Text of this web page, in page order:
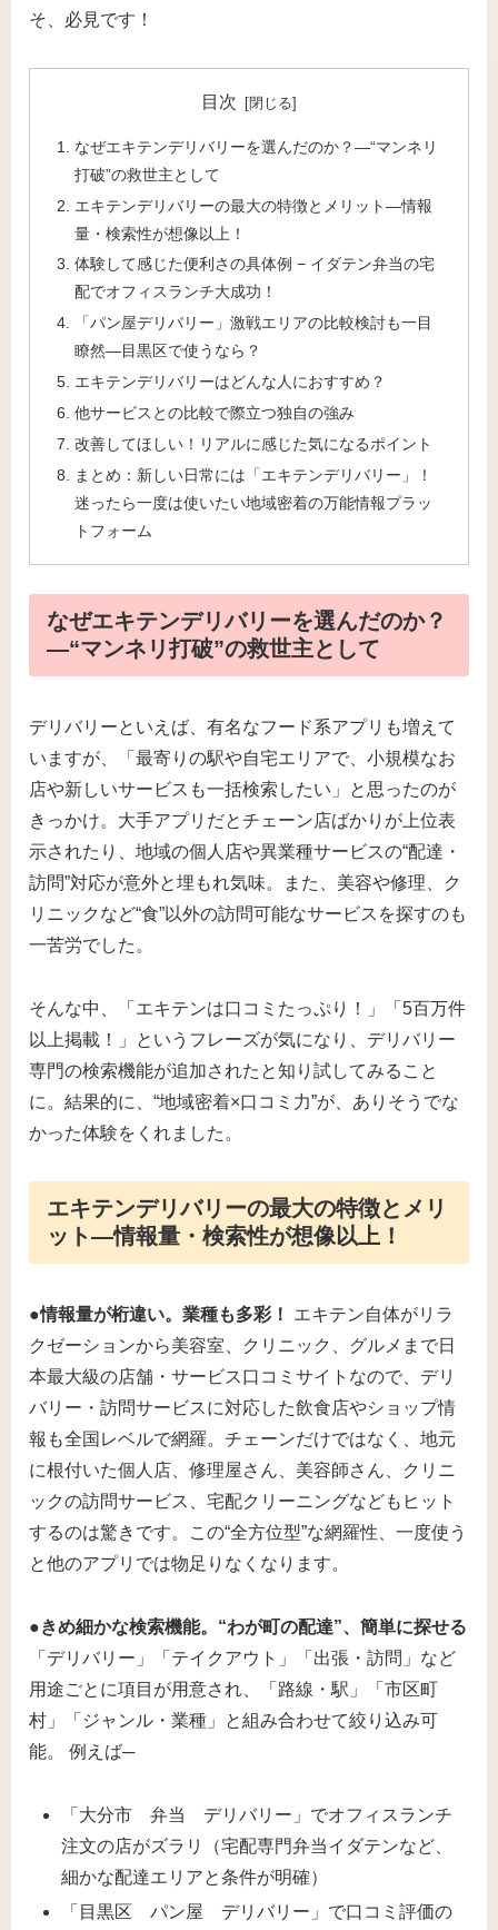
そ、必見です！
目次
なぜエキテンデリバリーを選んだのか？―“マンネリ
打破”の救世主として
エキテンデリバリーの最大の特徴とメリット―情報
量・検索性が想像以上！
体験して感じた便利さの具体例 − イダテン弁当の宅
配でオフィスランチ大成功！
「パン屋デリバリー」激戦エリアの比較検討も一目
瞭然―目黒区で使うなら？
エキテンデリバリーはどんな人におすすめ？
他サービスとの比較で際立つ独自の強み
改善してほしい！リアルに感じた気になるポイント
まとめ：新しい日常には「エキテンデリバリー」！
迷ったら一度は使いたい地域密着の万能情報プラッ
トフォーム
なぜエキテンデリバリーを選んだのか？
―“マンネリ打破”の救世主として
デリバリーといえば、有名なフード系アプリも増えて
いますが、「最寄りの駅や自宅エリアで、小規模なお
店や新しいサービスも一括検索したい」と思ったのが
きっかけ。大手アプリだとチェーン店ばかりが上位表
示されたり、地域の個人店や異業種サービスの“配達・
訪問”対応が意外と埋もれ気味。また、美容や修理、ク
リニックなど“食”以外の訪問可能なサービスを探すのも
一苦労でした。
そんな中、「エキテンは口コミたっぷり！」「5百万件
以上掲載！」というフレーズが気になり、デリバリー
専門の検索機能が追加されたと知り試してみること
に。結果的に、“地域密着×口コミ力”が、ありそうでな
かった体験をくれました。
エキテンデリバリーの最大の特徴とメリ
ット―情報量・検索性が想像以上！
●情報量が桁違い。業種も多彩！
エキテン自体がリラ
クゼーションから美容室、クリニック、グルメまで日
本最大級の店舗・サービス口コミサイトなので、デリ
バリー・訪問サービスに対応した飲食店やショップ情
報も全国レベルで網羅。チェーンだけではなく、地元
に根付いた個人店、修理屋さん、美容師さん、クリニ
ックの訪問サービス、宅配クリーニングなどもヒット
するのは驚きです。この“全方位型”な網羅性、一度使う
と他のアプリでは物足りなくなります。
●きめ細かな検索機能。“わが町の配達”、簡単に探せる
「デリバリー」「テイクアウト」「出張・訪問」など
用途ごとに項目が用意され、「路線・駅」「市区町
村」「ジャンル・業種」と組み合わせて絞り込み可
能。 例えば─
「大分市 弁当 デリバリー」でオフィスランチ
注文の店がズラリ（宅配専門弁当イダテンなど、
細かな配達エリアと条件が明確）
「目黒区 パン屋 デリバリー」で口コミ評価の